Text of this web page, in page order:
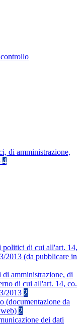
di amministrazione,
4
politici di cui all'art. 14,
2013 (da pubblicare in
amministrazione, di
di cui all'art. 14, co.
2013 2
(documentazione da
2
dei dati